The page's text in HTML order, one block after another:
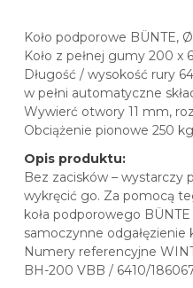
Koło podporowe BÜNTE,
Koło z pełnej gumy 200 x
Długość / wysokość rury
w pełni automatyczne
Wywierć otwory 11 mm,
Obciążenie pionowe 250 kg
Opis produktu:
Bez zacisków – wystarczy
wykręcić go. Za pomocą
koła podporowego
samoczynne odgałęzienie
Numery referencyjne
BH-200 VBB / 6410/